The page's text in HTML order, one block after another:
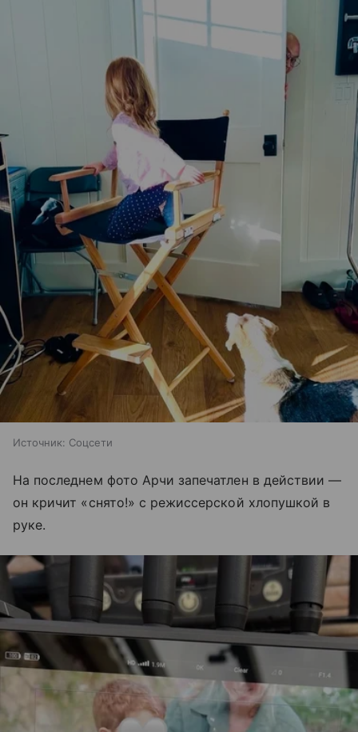
Источник: Соцсети
На последнем фото Арчи запечатлен в действии —
он кричит «снято!» с режиссерской хлопушкой в ​​
руке.